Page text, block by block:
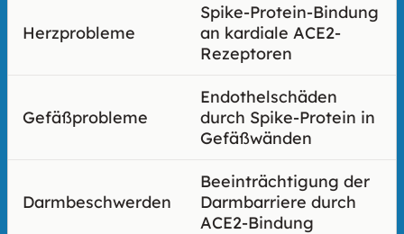
Herzprobleme
Spike-Protein-Bindung
an kardiale ACE2-
Rezeptoren
Gefäßprobleme
Endothelschäden
durch Spike-Protein in
Gefäßwänden
Darmbeschwerden
Beeinträchtigung der
Darmbarriere durch
ACE2-Bindung